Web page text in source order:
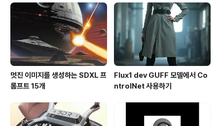
멋진 이미지를 생성하는 SDXL 프
롬프트 15개
Flux1 dev GUFF 모델에서 Co
ntrolNet 사용하기